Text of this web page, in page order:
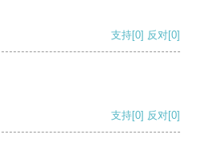
支持[0] 反对[0]
支持[0] 反对[0]